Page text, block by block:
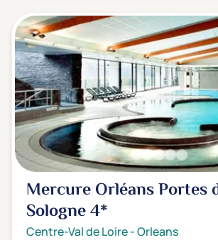
Mercure Orléans Portes
Sologne4*
Centre-Val de Loire-Orleans